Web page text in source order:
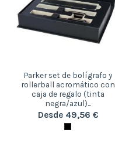
Parker set de bolígrafo y
rollerball acromático con
caja de regalo (tinta
negra/azul)...
Desde 49,56 €